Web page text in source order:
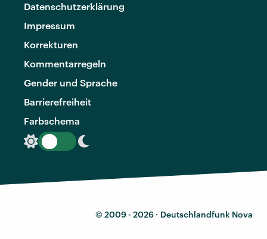
Datenschutzerklärung
Impressum
Korrekturen
Kommentarregeln
Gender und Sprache
Barrierefreiheit
Farbschema
© 2009 - 2026 · Deutschlandfunk Nova